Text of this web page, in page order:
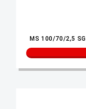
MS 100/70/2,5 SG